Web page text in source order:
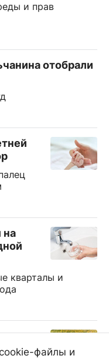
и прав
отобрали
на
кварталы и
файлы и